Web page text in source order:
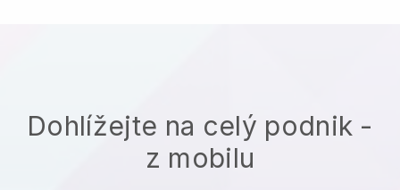
Dohlížejte na celý podnik -
z mobilu